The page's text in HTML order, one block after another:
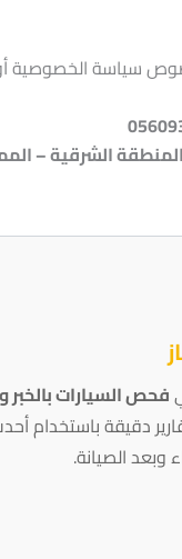
سياسة الخصوصية أو
المنطقة الشرقية –
فحص السيارات
دقيقة باستخدام
الصيانة.